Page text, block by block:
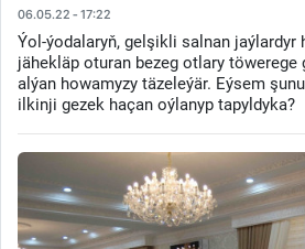
06.05.22 - 17:22
Ýol-ýodalaryň, gelşikli salnan jaýlardyr
jähekläp oturan bezeg otlary töwerege
alýan howamyzy täzeleýär. Eýsem
ilkinji gezek haçan oýlanyp tapyldyka?